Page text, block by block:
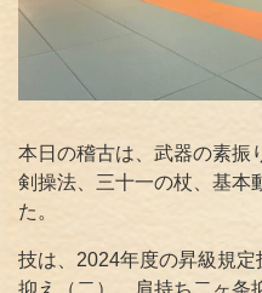
本日の稽古は、武器の素振
剣操法、三十一の杖、基本
た。
技は、2024年度の昇級規
抑え（二）、肩持ち二ヶ条